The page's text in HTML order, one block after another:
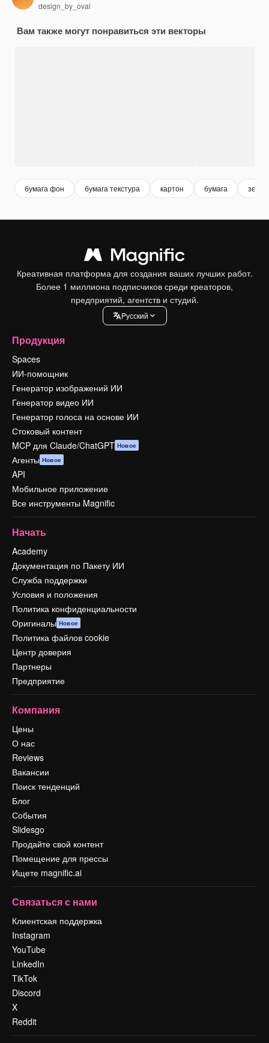
design_by_oval
Вам также могут понравиться эти векторы
бумага фон бумага текстура картон бумага
Креативная платформа для создания ваших лучших работ.
Более 1 миллиона подписчиков среди креаторов,
предприятий, агентств и студий.
Pусский
Продукция
Spaces
ИИ-помощник
Генератор изображений ИИ
Генератор видео ИИ
Генератор голоса на основе ИИ
Стоковый контент
MCP для Claude/ChatGPT Новое
Агенты Новое
API
Мобильное приложение
Все инструменты Magnific
Начать
Academy
Документация по Пакету ИИ
Служба поддержки
Условия и положения
Политика конфиденциальности
Оригиналы Новое
Политика файлов cookie
Центр доверия
Партнеры
Предприятие
Компания
Цены
О нас
Reviews
Вакансии
Поиск тенденций
Блог
События
Slidesgo
Продайте свой контент
Помещение для прессы
Ищете magnific.ai
Связаться с нами
Клиентская поддержка
Instagram
YouTube
LinkedIn
TikTok
Discord
X
Reddit